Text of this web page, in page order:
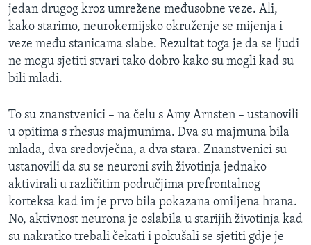
jedan drugog kroz umrežene međusobne veze. Ali,
kako starimo, neurokemijsko okruženje se mijenja i
veze među stanicama slabe. Rezultat toga je da se ljudi
ne mogu sjetiti stvari tako dobro kako su mogli kad su
bili mlađi.
To su znanstvenici – na čelu s Amy Arnsten – ustanovili
u opitima s rhesus majmunima. Dva su majmuna bila
mlada, dva sredovječna, a dva stara. Znanstvenici su
ustanovili da su se neuroni svih životinja jednako
aktivirali u različitim područjima prefrontalnog
korteksa kad im je prvo bila pokazana omiljena hrana.
No, aktivnost neurona je oslabila u starijih životinja kad
su nakratko trebali čekati i pokušali se sjetiti gdje je